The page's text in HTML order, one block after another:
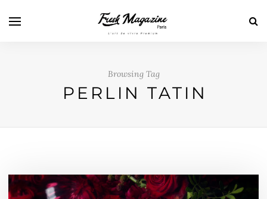
Browsing Tag
PERLIN TATIN